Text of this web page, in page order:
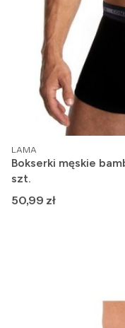
PRODUCENT
LAMA
Bokserki męskie bambus Lama M-BAM 891 zestaw 2
szt.
Cena
50,99 zł